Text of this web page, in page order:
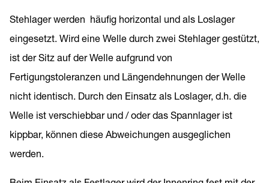
Stehlager werden häufig horizontal und als Loslager
eingesetzt. Wird eine Welle durch zwei Stehlager gestützt,
ist der Sitz auf der Welle aufgrund von
Fertigungstoleranzen und Längendehnungen der Welle
nicht identisch. Durch den Einsatz als Loslager, d.h. die
Welle ist verschiebbar und / oder das Spannlager ist
kippbar, können diese Abweichungen ausgeglichen
werden.